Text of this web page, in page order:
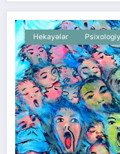
Hekayələr